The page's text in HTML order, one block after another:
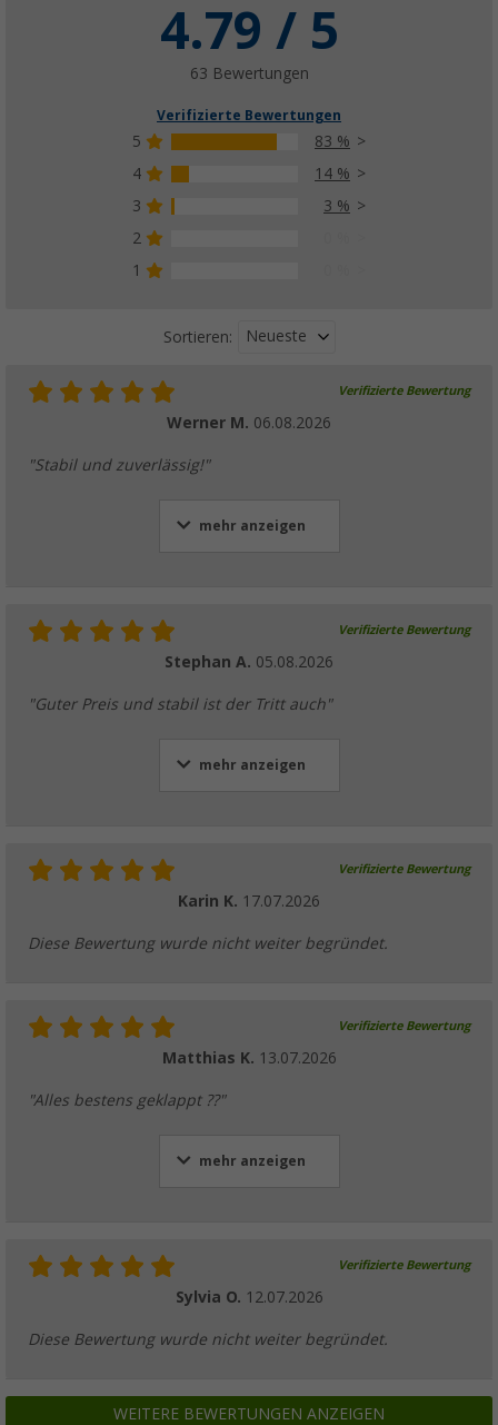
4.79 / 5
63 Bewertungen
Verifizierte Bewertungen
5
83 %
4
14 %
3
3 %
2
1
Sortieren: Neueste
Verifizierte Bewertung
Werner M. 06.08.2026
"Stabil und zuverlässig!"
mehr anzeigen
Verifizierte Bewertung
Stephan A. 05.08.2026
"Guter Preis und stabil ist der Tritt auch"
mehr anzeigen
Verifizierte Bewertung
Karin K. 17.07.2026
Diese Bewertung wurde nicht weiter begründet.
Verifizierte Bewertung
Matthias K. 13.07.2026
"Alles bestens geklappt ??"
mehr anzeigen
Verifizierte Bewertung
Sylvia O. 12.07.2026
Diese Bewertung wurde nicht weiter begründet.
WEITERE BEWERTUNGEN ANZEIGEN